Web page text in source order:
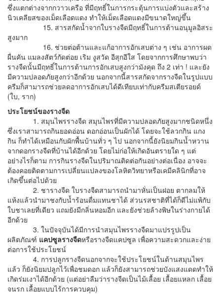
ซึ่งแตกต่างจากกวาวเครือ ที่มีฤทธิ์ในการกระตุ้นการแบ่งตัวและสร้าง
นิวเคลียสของเม็ดเลือดแดง ทำให้เม็ดเลือดแดงมีขนาดใหญ่ขึ้น
15. สารสกัดน้ำจากใบรางจืดมีฤทธิ์ในการต้านอนุมูลอิสระ
สูงมาก
16. ช่วยต่อต้านและแก้อาการอักเสบต่าง ๆ เช่น อาการผด
ผื่นคัน แมลงสัตว์กัดต่อย เริม งูสวัด อีสุกอีใส โดยจากการศึกษาพบว่า
รางจืดนั้นมีฤทธิ์ในการต้านการอักเสบสูงกว่ามังคุด ถึง 2 เท่า ! และยัง
มีความปลอดภัยสูงกว่าอีกด้วย นอกจากนี้สารสกัดจากรางจืดในรูปแบบ
ครีมก็สามารถช่วยลดอาการอักเสบได้ดีเทียบเท่ากับครีมสเตียรอยด์
(ใบ, ราก)
ประโยชน์ของรางจืด
1. สมุนไพรรางจืด สมุนไพรที่มีความปลอดภัยสูงมากชนิดหนึ่ง
ซึ่งเราสามารถกินยอดอ่อน ดอกอ่อนเป็นผักได้ โดยจะใช้ลวกกิน แกง
กิน ก็ทำได้เหมือนกับผักพื้นบ้านทั่ว ๆ ไป นอกจากนี้ยังนิยมกินน้ำหวาน
จากดอกรางจืดที่บ้านได้อีกด้วย โดยไม่ก่อให้เกิดอันตรายใด ๆ แต่
อย่างไรก็ตาม การกินรางจืดในปริมาณติดต่อกันอย่างต่อเนื่อง อาจจะ
ต้องคอยติดตามการเปลี่ยนแปลงของโลหิตวิทยาหรือเคมีคลินิกที่อาจ
เกิดขึ้นต่อไปด้วย
2. ชารางจืด ใบรางจืดสามารถนำมาหั่นเป็นฝอย ตากลมให้
แห้งแล้วนำมาชงกับน้ำร้อนดื่มแทนชาได้ ส่วนรสชาติที่ได้ก็ดีไม่แพ้กับ
ใบชาเลยที่เดียว แถมยังมีกลิ่นหอมอีก และยังช่วยล้างพิษในร่างกายได้
อีกด้วย
3. ในปัจจุบันได้มีการนำสมุนไพรรางจืดมาแปรรูปเป็น
ผลิตภัณฑ์ แคปซูลรางจืดหรือรางจืดแคปซูล เพื่อความสะดวกและง่าย
ต่อการใช้ประโยชน์
4. การปลูกรางจืดนอกจากจะใช้ประโยชน์ในด้านสมุนไพร
แล้ว ก็ยังนิยมปลูกไว้เพื่อชมดอก แล้วก็ยังสามารถช่วยบังแสงแดดทำให้
เกิดร่มเงาได้อีกด้วย (แต่อย่าลืมว่ารางจืดเป็นไม้เลื้อย เลื้อยแหลก เลื้อย
จนรก เลื้อยแบบไร้การควบคุม)